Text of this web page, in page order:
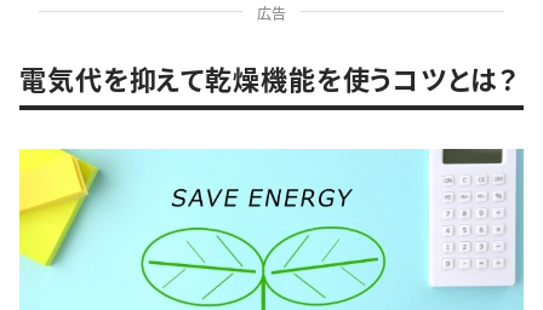
広告
電気代を抑えて乾燥機能を使うコツとは？